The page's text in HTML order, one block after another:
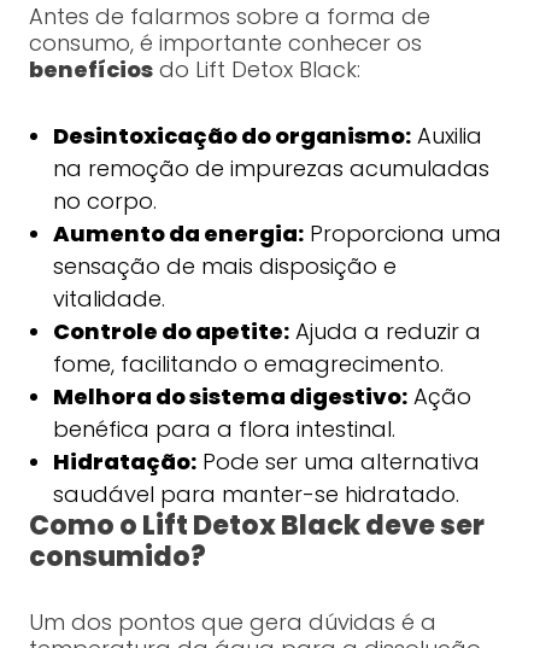
Antes de falarmos sobre a forma de
consumo, é importante conhecer os
benefíciosdo Lift Detox Black:
Desintoxicação do organismo:Auxilia
na remoção de impurezas acumuladas
no corpo.
Aumento da energia:Proporciona uma
sensação de mais disposição e
vitalidade.
Controle do apetite:Ajuda a reduzir a
fome, facilitando o emagrecimento.
Melhora do sistema digestivo:Ação
benéfica para a flora intestinal.
Hidratação:Pode ser uma alternativa
saudável para manter-se hidratado.
Como o Lift Detox Black deve ser
consumido?
Um dos pontos que gera dúvidas é a